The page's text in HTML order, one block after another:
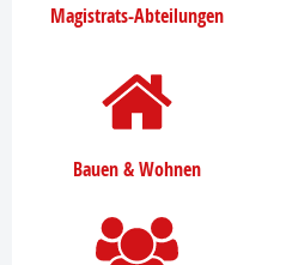
Magistrats-Abteilungen
Bauen & Wohnen